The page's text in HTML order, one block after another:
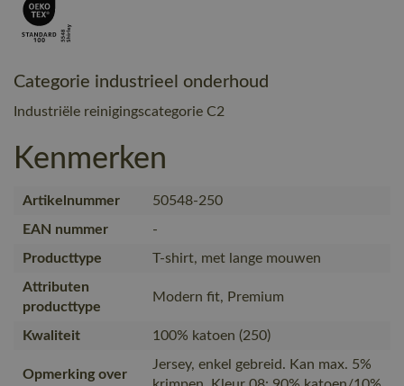
Categorie industrieel onderhoud
Industriële reinigingscategorie C2
Kenmerken
Artikelnummer
50548-250
EAN nummer
-
Producttype
T-shirt, met lange mouwen
Attributen
producttype
Modern fit, Premium
Kwaliteit 100% katoen (250)
Opmerking over
Jersey, enkel gebreid. Kan max. 5%